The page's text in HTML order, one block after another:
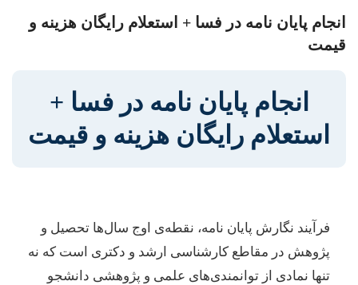
انجام پایان نامه در فسا + استعلام رایگان هزینه و
قیمت
انجام پایان نامه در فسا +
استعلام رایگان هزینه و قیمت
فرآیند نگارش پایان نامه، نقطه‌ی اوج سال‌ها تحصیل و
پژوهش در مقاطع کارشناسی ارشد و دکتری است که نه
تنها نمادی از توانمندی‌های علمی و پژوهشی دانشجو